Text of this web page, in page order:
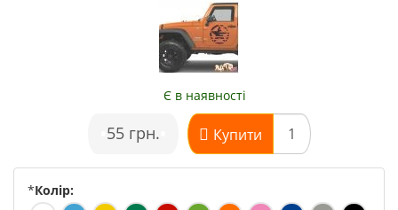
Є в наявності
55 грн. Купити
*Колір: